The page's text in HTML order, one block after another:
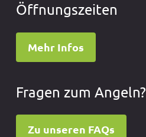
Öffnungszeiten
Mehr Infos
Fragen zum Angeln?
Zu unseren FAQs